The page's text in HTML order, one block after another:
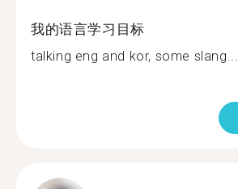
我的语言学习目标
talking eng and kor, some slang...